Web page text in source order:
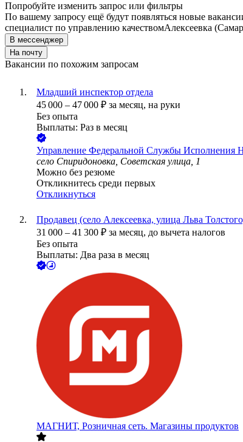
Попробуйте изменить запрос или фильтры
По вашему запросу ещё будут появляться новые
специалист по управлению качествомАлексеевка
В мессенджер
На почту
Вакансии по похожим запросам
Младший инспектор отдела
45 000 – 47 000 ₽ за месяц, на руки
Без опыта
Выплаты: Раз в месяц
Управление Федеральной Службы Исполнения
село Спиридоновка, Советская улица, 1
Можно без резюме
Откликнитесь среди первых
Откликнуться
Продавец (село Алексеевка, улица Льва
31 000 – 41 300 ₽ за месяц, до вычета налогов
Без опыта
Выплаты: Два раза в месяц
МАГНИТ, Розничная сеть. Магазины продуктов